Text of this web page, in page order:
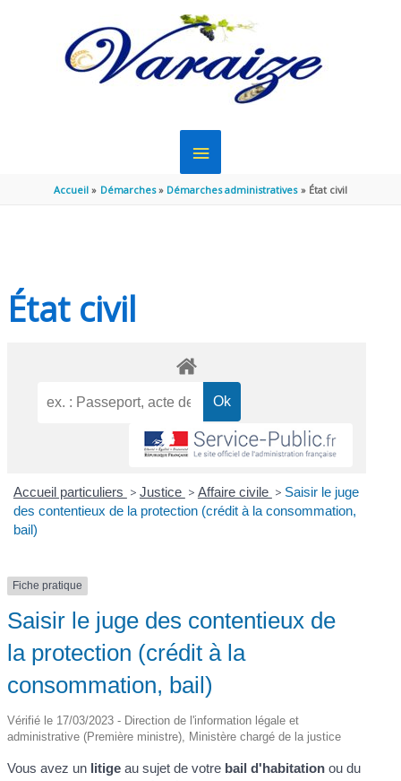
MENU
PRINCIPAL
Accueil Démarches Démarches administratives État civil
État civil
Accueil particuliers > Justice > Affaire civile > Saisir le juge
des contentieux de la protection (crédit à la consommation,
bail)
Fiche pratique
Saisir le juge des contentieux de
la protection (crédit à la
consommation, bail)
Vérifié le 17/03/2023 - Direction de l'information légale et
administrative (Première ministre), Ministère chargé de la justice
Vous avez un litige au sujet de votre bail d'habitation ou du